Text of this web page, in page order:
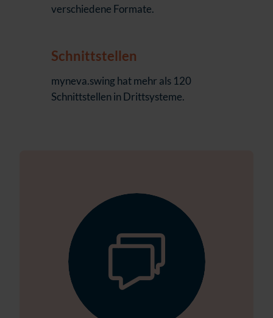
verschiedene Formate.
Schnittstellen
myneva.swing hat mehr als 120
Schnittstellen in Drittsysteme.